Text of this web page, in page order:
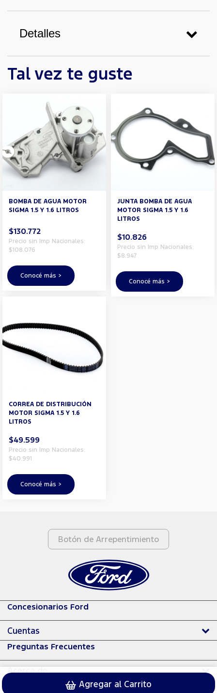
Agregar al Carrito
Detalles
Tal vez te guste
BOMBA DE AGUA MOTOR
SIGMA 1.5 Y 1.6 LITROS
$130.772
Precio sin Imp Nacionales:
$108.076
Conocé más >
JUNTA BOMBA DE AGUA
MOTOR SIGMA 1.5 Y 1.6
LITROS
$10.826
Precio sin Imp Nacionales:
$8.947
Conocé más >
CORREA DE DISTRIBUCIÓN
MOTOR SIGMA 1.5 Y 1.6
LITROS
$49.599
Precio sin Imp Nacionales:
$40.991
Conocé más >
Botón de Arrepentimiento
Concesionarios Ford
Cuentas
Preguntas Frecuentes
Acerca de